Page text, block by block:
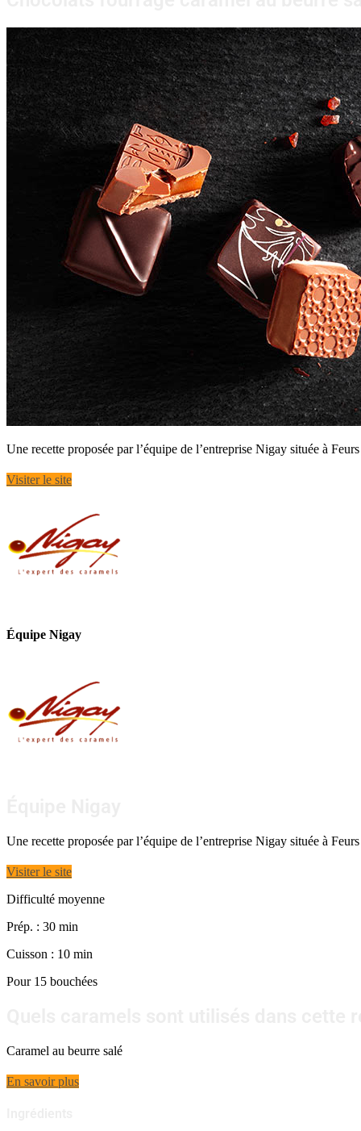
Une recette proposée par l’équipe de l’entreprise Nigay située à
Visiter le site
Équipe Nigay
Une recette proposée par l’équipe de l’entreprise Nigay située à
Visiter le site
Difficulté moyenne
Prép. : 30 min
Cuisson : 10 min
Pour 15 bouchées
Caramel au beurre salé
En savoir plus